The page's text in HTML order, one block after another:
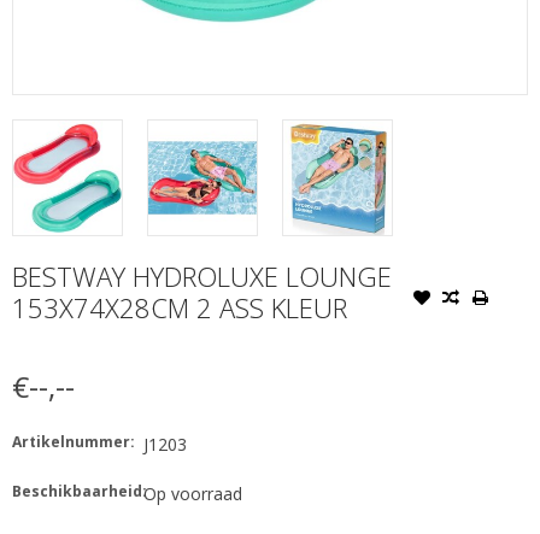
BESTWAY HYDROLUXE LOUNGE
153X74X28CM 2 ASS KLEUR
€--,--
Artikelnummer: J1203
Beschikbaarheid:Op voorraad